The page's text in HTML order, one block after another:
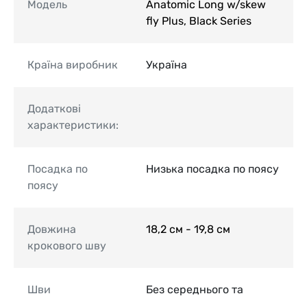
Модель
Anatomic Long w/skew
fly Plus, Black Series
Країна виробник Україна
Додаткові
характеристики:
Посадка по
поясу
Низька посадка по поясу
Довжина
крокового шву
18,2 см - 19,8 см
Шви Без середнього та